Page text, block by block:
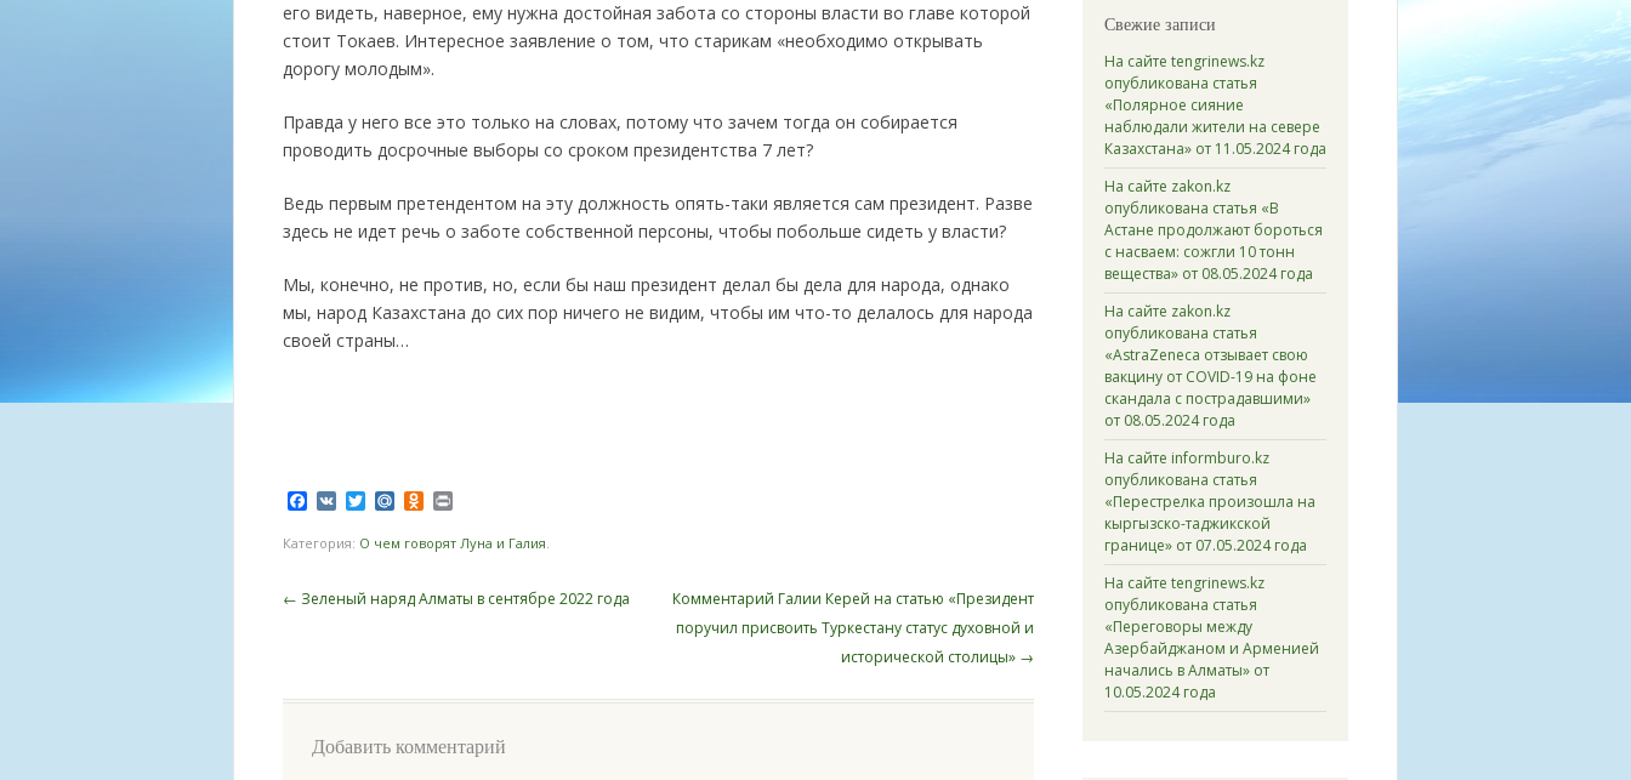
его видеть, наверное, ему нужна достойная забота со стороны власти во главе которой
стоит Токаев. Интересное заявление о том, что старикам «необходимо открывать
дорогу молодым».
Правда у него все это только на словах, потому что зачем тогда он собирается
проводить досрочные выборы со сроком президентства 7 лет?
Ведь первым претендентом на эту должность опять-таки является сам президент. Разве
здесь не идет речь о заботе собственной персоны, чтобы побольше сидеть у власти?
Мы, конечно, не против, но, если бы наш президент делал бы дела для народа, однако
мы, народ Казахстана до сих пор ничего не видим, чтобы им что-то делалось для народа
своей страны…
Facebook
VK TwitterMail.RuOdnoklassniki
Категория: О чем говорят Луна и Галия.
Навигация записи
← Зеленый наряд Алматы в сентябре 2022 года
Комментарий Галии Керей на статью «Президент
поручил присвоить Туркестану статус духовной и
исторической столицы» →
Добавить комментарий
Свежие записи
На сайте tengrinews.kz
опубликована статья
«Полярное сияние
наблюдали жители на севере
Казахстана» от 11.05.2024 года
На сайте zakon.kz
опубликована статья «В
Астане продолжают бороться
с насваем: сожгли 10 тонн
вещества» от 08.05.2024 года
На сайте zakon.kz
опубликована статья
«AstraZeneca отзывает свою
вакцину от COVID-19 на фоне
скандала с пострадавшими»
от 08.05.2024 года
На сайте informburo.kz
опубликована статья
«Перестрелка произошла на
кыргызско-таджикской
границе» от 07.05.2024 года
На сайте tengrinews.kz
опубликована статья
«Переговоры между
Азербайджаном и Арменией
начались в Алматы» от
10.05.2024 года